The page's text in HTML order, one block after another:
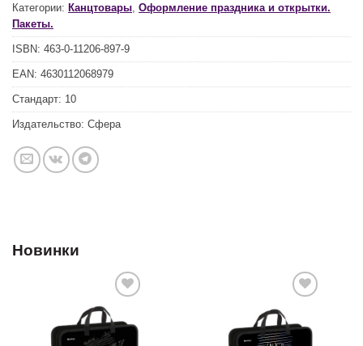
Категории: Канцтовары Оформление праздника и открытки.
Пакеты.
ISBN: 463-0-11206-897-9
EAN: 4630112068979
Стандарт: 10
Издательство: Сфера
Новинки
Добавить
в список
желаний
Добавить
в список
желаний